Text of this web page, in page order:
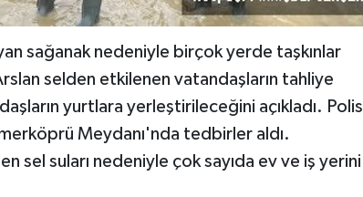
sağanak nedeniyle birçok yerde taşkınlar
selden etkilenen vatandaşların tahliye
yurtlara yerleştirileceğini açıkladı. Polis
Meydanı'nda tedbirler aldı.
sel suları nedeniyle çok sayıda ev ve iş yerini